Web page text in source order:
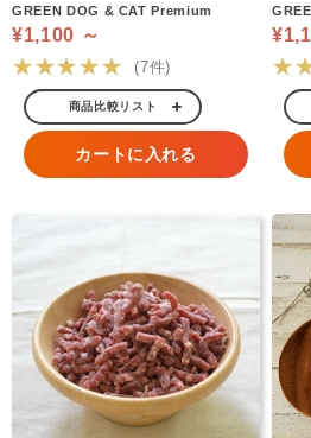
GREEN DOG & CAT Premium
¥1,100 ～
★★★★★ (7件)
商品比較リスト
カートに入れる